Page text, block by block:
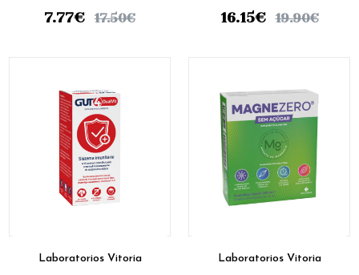
7.77€ 17.50€ 16.15€ 19.90€
Laboratorios Vitoria Laboratorios Vitoria